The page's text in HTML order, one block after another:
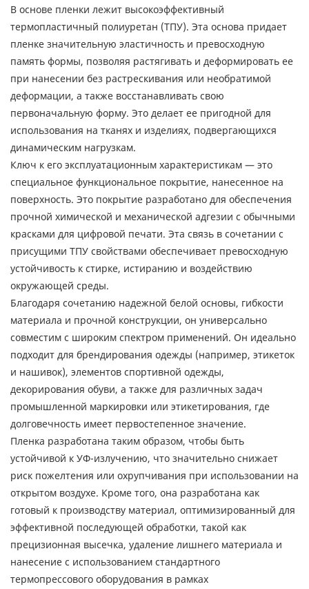
В основе пленки лежит высокоэффективный
термопластичный полиуретан (ТПУ). Эта основа придает
пленке значительную эластичность и превосходную
память формы, позволяя растягивать и деформировать ее
при нанесении без растрескивания или необратимой
деформации, а также восстанавливать свою
первоначальную форму. Это делает ее пригодной для
использования на тканях и изделиях, подвергающихся
динамическим нагрузкам.
Ключ к его эксплуатационным характеристикам — это
специальное функциональное покрытие, нанесенное на
поверхность. Это покрытие разработано для обеспечения
прочной химической и механической адгезии с обычными
красками для цифровой печати. ​​Эта связь в сочетании с
присущими ТПУ свойствами обеспечивает превосходную
устойчивость к стирке, истиранию и воздействию
окружающей среды.
Благодаря сочетанию надежной белой основы, гибкости
материала и прочной конструкции, он универсально
совместим с широким спектром применений. Он идеально
подходит для брендирования одежды (например, этикеток
и нашивок), элементов спортивной одежды,
декорирования обуви, а также для различных задач
промышленной маркировки или этикетирования, где
долговечность имеет первостепенное значение.
Пленка разработана таким образом, чтобы быть
устойчивой к УФ-излучению, что значительно снижает
риск пожелтения или охрупчивания при использовании на
открытом воздухе. Кроме того, она разработана как
готовый к производству материал, оптимизированный для
эффективной последующей обработки, такой как
прецизионная высечка, удаление лишнего материала и
нанесение с использованием стандартного
термопрессового оборудования в рамках